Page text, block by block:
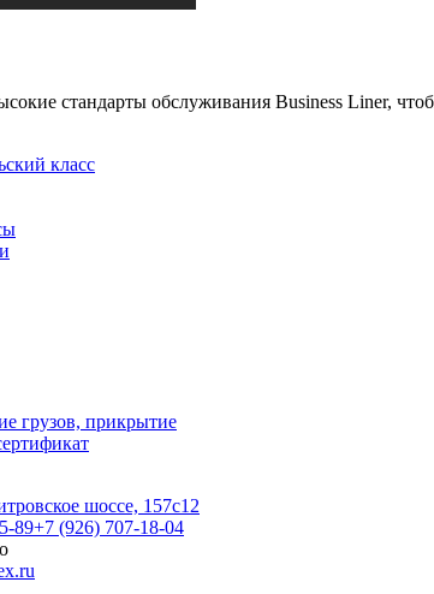
стандарты обслуживания Business Liner,
класс
грузов, прикрытие
шоссе, 157c12
89+7 (926) 707-18-04